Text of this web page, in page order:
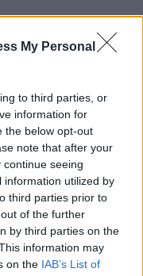
My Personal
to third parties, or
information for
the below opt-out
note that after your
seeing
information utilized by
third parties prior to
of the further
by third parties on the
information may
on the IAB’s List of